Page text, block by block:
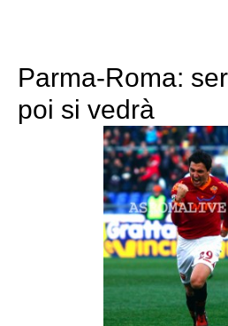
Parma-Roma:
poi si vedrà